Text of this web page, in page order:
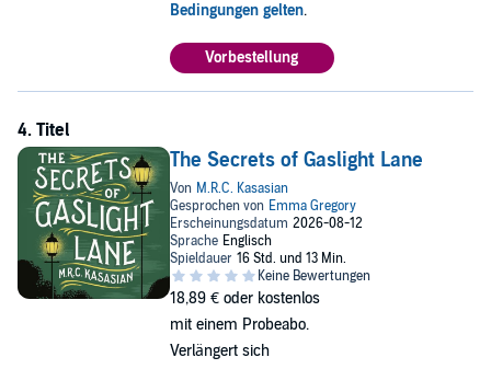
Bedingungen gelten.
Vorbestellung
The Secrets of Gaslight Lane
18,89 € oder kostenlos
mit einem Probeabo.
Verlängert sich